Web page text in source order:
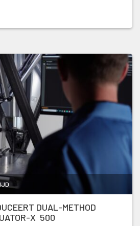
DUAL-METHOD
X 500